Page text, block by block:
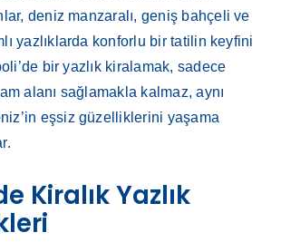
deniz manzaralı, geniş bahçeli ve
yazlıklarda konforlu bir tatilin keyfini
bir yazlık kiralamak, sadece
alanı sağlamakla kalmaz, aynı
eşsiz güzelliklerini yaşama
Kiralık Yazlık